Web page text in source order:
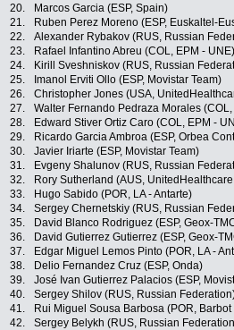
20.
Marcos Garcia (ESP, Spain)
21.
Ruben Perez Moreno (ESP, Euskaltel-
22.
Alexander Rybakov (RUS, Russian
23.
Rafael Infantino Abreu (COL, EPM - UNE)
24.
Kirill Sveshniskov (RUS, Russian
25.
Imanol Erviti Ollo (ESP, Movistar Team)
26.
Christopher Jones (USA,
27.
Walter Fernando Pedraza Morales
28.
Edward Stiver Ortiz Caro (COL, EPM -
29.
Ricardo Garcia Ambroa (ESP, Orbea
30.
Javier Iriarte (ESP, Movistar Team)
31.
Evgeny Shalunov (RUS, Russian
32.
Rory Sutherland (AUS,
33.
Hugo Sabido (POR, LA - Antarte)
34.
Sergey Chernetskiy (RUS, Russian
35.
David Blanco Rodriguez (ESP, Geox-
36.
David Gutierrez Gutierrez (ESP, Geox-
37.
Edgar Miguel Lemos Pinto (POR, LA -
38.
Delio Fernandez Cruz (ESP, Onda)
39.
José Ivan Gutierrez Palacios (ESP,
40.
Sergey Shilov (RUS, Russian
41.
Rui Miguel Sousa Barbosa (POR, Barbot
42.
Sergey Belykh (RUS, Russian
Newsletter: